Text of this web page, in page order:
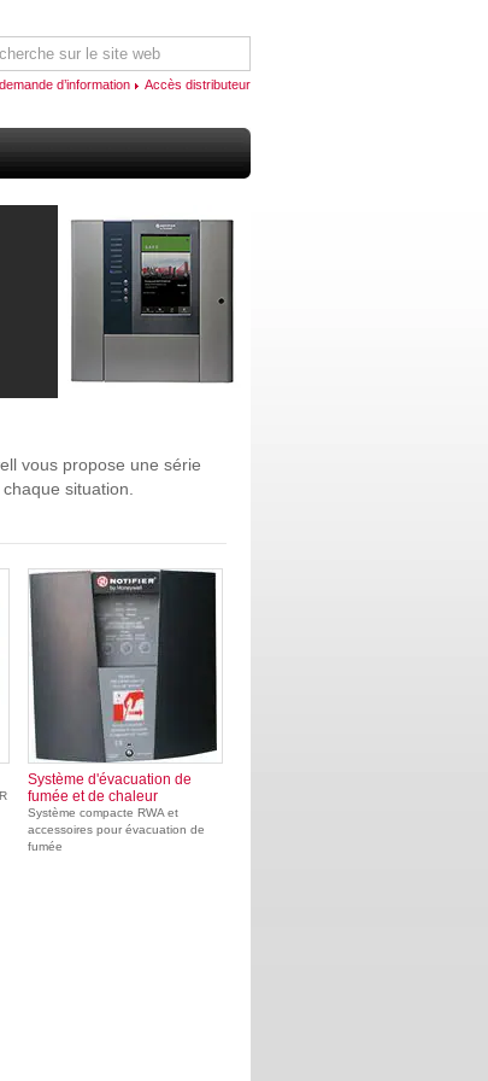
d’information Accès distributeur
vous propose une série
situation.
Système d'évacuation de
fumée et de chaleur
Système compacte RWA et
accessoires pour évacuation de
fumée